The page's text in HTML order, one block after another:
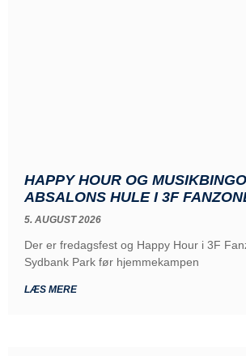
HAPPY HOUR OG
ABSALONS HULE I 3F
5. AUGUST 2026
Der er fredagsfest og Happy Hour i 3F
Sydbank Park før hjemmekampen
LÆS MERE